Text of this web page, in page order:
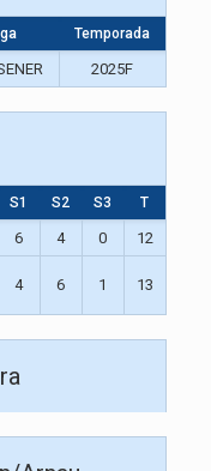
Temporada
2025F
S1 S2 S3 T
6 4 0
12
4 6 1 13